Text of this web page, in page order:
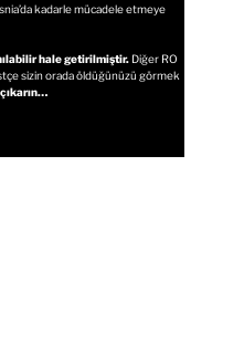
kadarle mücadele etmeye
hale getirilmiştir. Diğer RO
sizin orada öldüğünüzü görmek